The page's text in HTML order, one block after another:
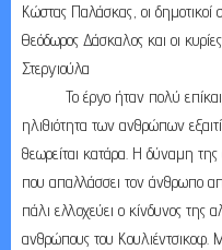
Κώστας Παλάσκας, οι
Θεόδωρος Δάσκαλος και οι
Στεργιούλα
Το έργο ήταν πολύ
ηλιθιότητα των ανθρώπων
θεωρείται κατάρα. Η δύναμη
που απαλλάσσει τον άνθρωπο
πάλι ελλοχεύει ο κίνδυνος της
ανθρώπους του